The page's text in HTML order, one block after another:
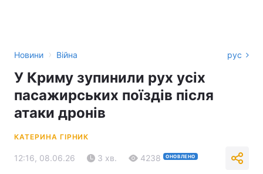
Новини › Війна рус
У Криму зупинили рух усіх
пасажирських поїздів після
атаки дронів
КАТЕРИНА ГІРНИК
12:16, 08.06.26 3 хв. 4238 ОНОВЛЕНО